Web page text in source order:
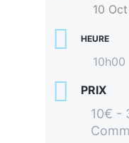
10
HEURE
10h00
PRIX
10€ -